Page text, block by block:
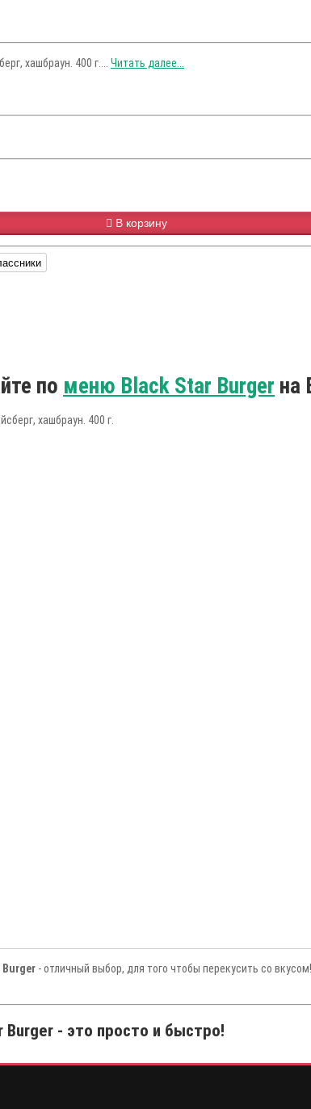
хашбраун. 400 г.... Читать далее...
В корзину
по меню Black Star Burger на
хашбраун. 400 г.
Burger - отличный выбор, для того чтобы перекусить со
Burger - это просто и быстро!